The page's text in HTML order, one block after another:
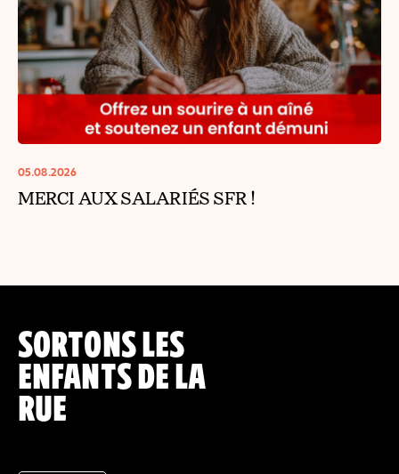
05.08.2026
MERCI AUX SALARIÉS SFR !
SORTONS LES
ENFANTS DE LA
RUE